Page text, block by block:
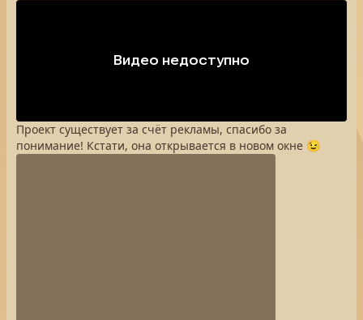
Проект существует за счёт рекламы, спасибо за
понимание! Кстати, она открывается в новом окне 😉